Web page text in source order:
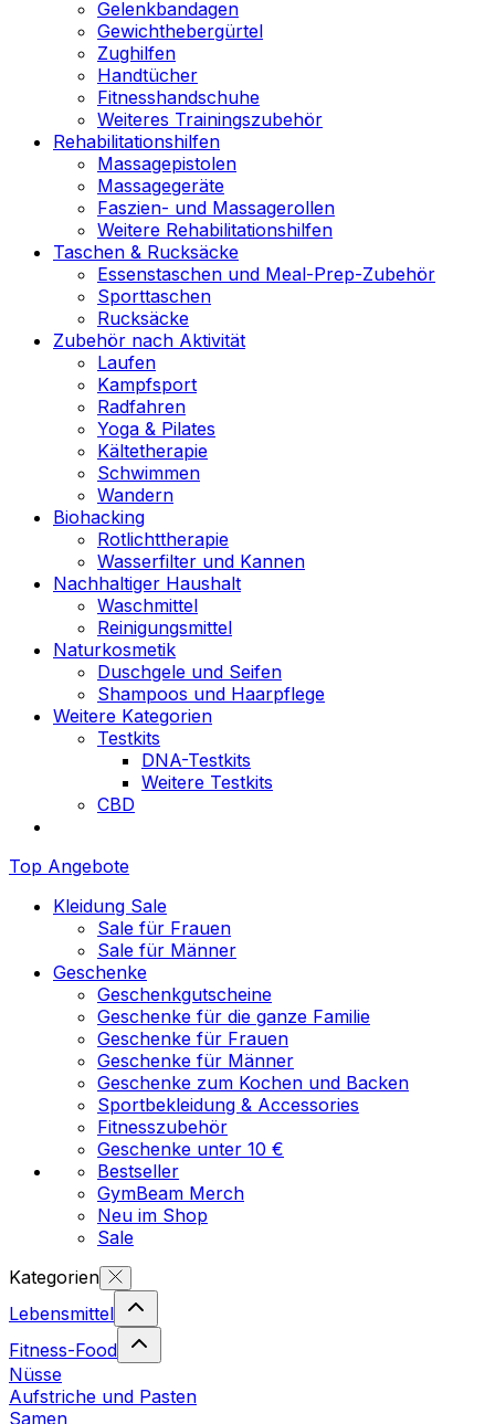
Gelenkbandagen
Gewichthebergürtel
Zughilfen
Handtücher
Fitnesshandschuhe
Weiteres Trainingszubehör
Rehabilitationshilfen
Massagepistolen
Massagegeräte
Faszien- und Massagerollen
Weitere Rehabilitationshilfen
Taschen & Rucksäcke
Essenstaschen und Meal-Prep-Zubehör
Sporttaschen
Rucksäcke
Zubehör nach Aktivität
Laufen
Kampfsport
Radfahren
Yoga & Pilates
Kältetherapie
Schwimmen
Wandern
Biohacking
Rotlichttherapie
Wasserfilter und Kannen
Nachhaltiger Haushalt
Waschmittel
Reinigungsmittel
Naturkosmetik
Duschgele und Seifen
Shampoos und Haarpflege
Weitere Kategorien
Testkits
DNA-Testkits
Weitere Testkits
CBD
Top Angebote
Kleidung Sale
Sale für Frauen
Sale für Männer
Geschenke
Geschenkgutscheine
Geschenke für die ganze Familie
Geschenke für Frauen
Geschenke für Männer
Geschenke zum Kochen und Backen
Sportbekleidung & Accessories
Fitnesszubehör
Geschenke unter 10 €
Bestseller
GymBeam Merch
Neu im Shop
Sale
Kategorien
Lebensmittel
Fitness-Food
Nüsse
Aufstriche und Pasten
Samen